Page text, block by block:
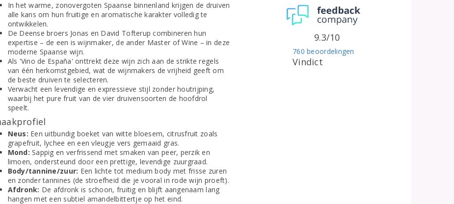
In het warme, zonovergoten Spaanse binnenland krijgen de druiven
alle kans om hun fruitige en aromatische karakter volledig te
ontwikkelen.
De Deense broers Jonas en David Tofterup combineren hun
expertise – de een is wijnmaker, de ander Master of Wine – in deze
moderne Spaanse wijn.
Als 'Vino de España' onttrekt deze wijn zich aan de strikte regels
van één herkomstgebied, wat de wijnmakers de vrijheid geeft om
de beste druiven te selecteren.
Verwacht een levendige en expressieve stijl zonder houtrijping,
waarbij het pure fruit van de vier druivensoorten de hoofdrol
speelt.
Neus: Een uitbundig boeket van witte bloesem, citrusfruit zoals
grapefruit, lychee en een vleugje vers gemaaid gras.
Mond: Sappig en verfrissend met smaken van peer, perzik en
limoen, ondersteund door een prettige, levendige zuurgraad.
Body/tannine/zuur: Een lichte tot medium body met frisse zuren
en zonder tannines (de stroefheid die je vooral in rode wijn proeft).
Afdronk: De afdronk is schoon, fruitig en blijft aangenaam lang
hangen met een subtiel amandelbittertje op het eind.
Vindict
760 beoordelingen
9.3/10